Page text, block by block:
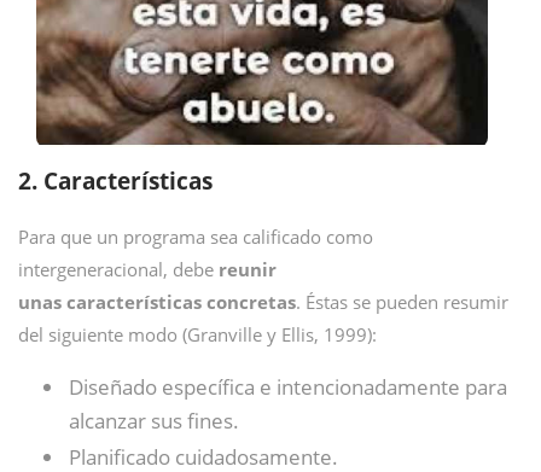
2. Características
Para que un programa sea calificado como
intergeneracional, debe reunir
unas características concretas. Éstas se pueden resumir
del siguiente modo (Granville y Ellis, 1999):
Diseñado específica e intencionadamente para
alcanzar sus fines.
Planificado cuidadosamente.